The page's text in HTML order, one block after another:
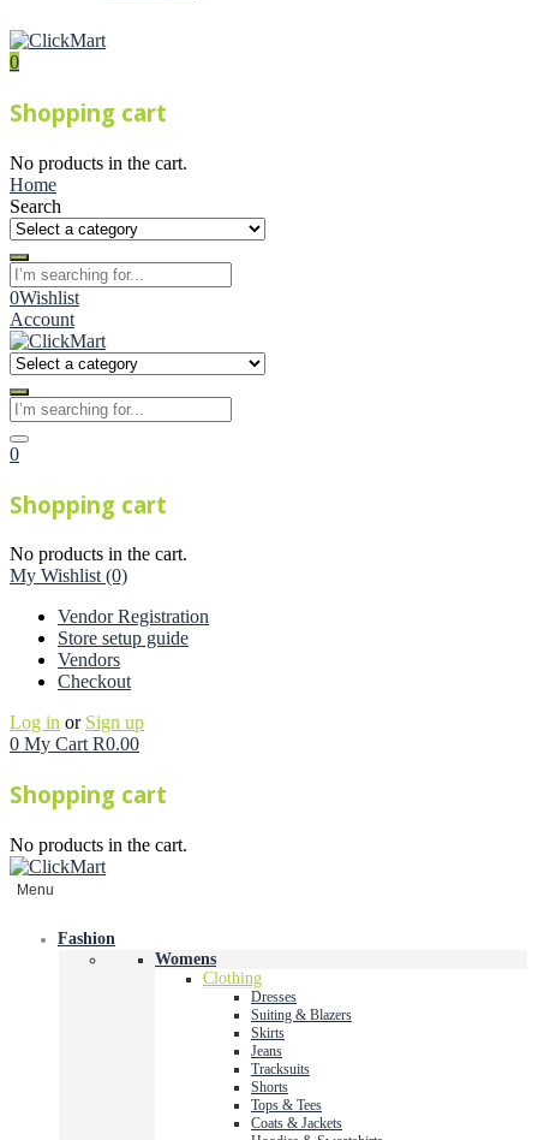
0
Shopping cart
No products in the cart.
Home
Search
0Wishlist
Account
0
Shopping cart
No products in the cart.
My Wishlist (0)
Vendor Registration
Store setup guide
Vendors
Checkout
Log in or Sign up
0 My Cart R0.00
Shopping cart
No products in the cart.
Menu
Fashion
Womens
Clothing
Dresses
Suiting & Blazers
Skirts
Jeans
Tracksuits
Shorts
Tops & Tees
Coats & Jackets